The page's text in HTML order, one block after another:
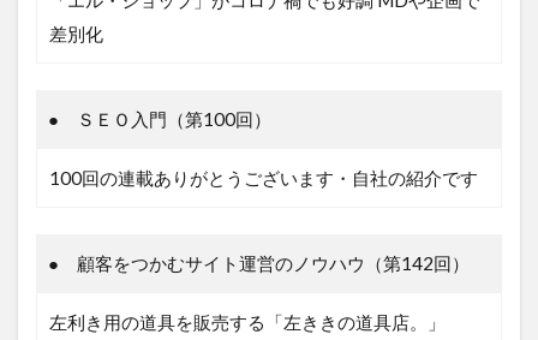
差別化
● ＳＥＯ入門（第100回）
100回の連載ありがとうございます・自社の紹介です
● 顧客をつかむサイト運営のノウハウ（第142回）
左利き用の道具を販売する「左ききの道具店。」